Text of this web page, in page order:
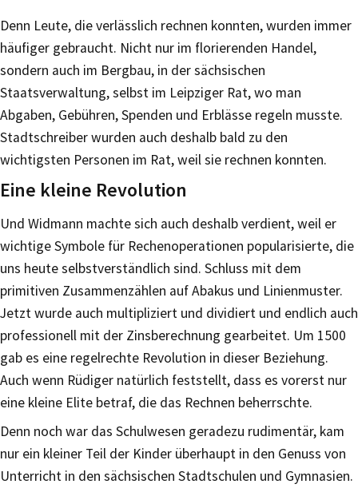
Denn Leute, die verlässlich rechnen konnten, wurden immer
häufiger gebraucht. Nicht nur im florierenden Handel,
sondern auch im Bergbau, in der sächsischen
Staatsverwaltung, selbst im Leipziger Rat, wo man
Abgaben, Gebühren, Spenden und Erblässe regeln musste.
Stadtschreiber wurden auch deshalb bald zu den
wichtigsten Personen im Rat, weil sie rechnen konnten.
Eine kleine Revolution
Und Widmann machte sich auch deshalb verdient, weil er
wichtige Symbole für Rechenoperationen popularisierte, die
uns heute selbstverständlich sind. Schluss mit dem
primitiven Zusammenzählen auf Abakus und Linienmuster.
Jetzt wurde auch multipliziert und dividiert und endlich auch
professionell mit der Zinsberechnung gearbeitet. Um 1500
gab es eine regelrechte Revolution in dieser Beziehung.
Auch wenn Rüdiger natürlich feststellt, dass es vorerst nur
eine kleine Elite betraf, die das Rechnen beherrschte.
Denn noch war das Schulwesen geradezu rudimentär, kam
nur ein kleiner Teil der Kinder überhaupt in den Genuss von
Unterricht in den sächsischen Stadtschulen und Gymnasien.